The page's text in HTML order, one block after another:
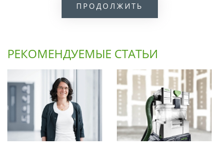
ПРОДОЛЖИТЬ
РЕКОМЕНДУЕМЫЕ СТАТЬИ